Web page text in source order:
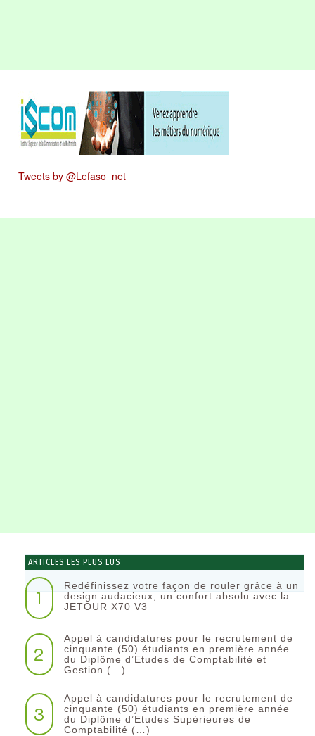
Tweets by @Lefaso_net
ARTICLES LES PLUS LUS
1
Redéfinissez votre façon de rouler grâce à un
design audacieux, un confort absolu avec la
JETOUR X70 V3
2
Appel à candidatures pour le recrutement de
cinquante (50) étudiants en première année
du Diplôme d’Etudes de Comptabilité et
Gestion (…)
3
Appel à candidatures pour le recrutement de
cinquante (50) étudiants en première année
du Diplôme d’Etudes Supérieures de
Comptabilité (…)